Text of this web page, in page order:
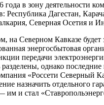
в зону деятельности
Республика Дагестан,
Северная Осетия и
на Северном Кавказе будет
энергосбытовая
передачи
однако последние
«Россети Северный
назначить отдельного
им и стал